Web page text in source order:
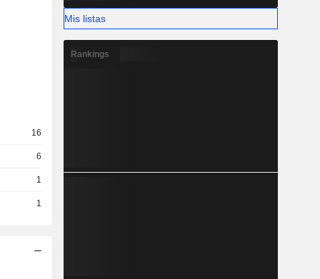
16
6
1
1
Mis listas
Rankings